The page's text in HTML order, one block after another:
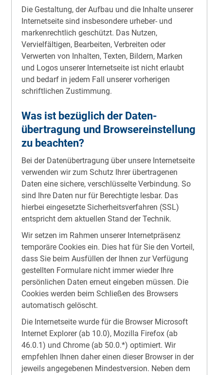
Die Gestaltung, der Aufbau und die Inhalte unserer
Internet­seite sind insbesondere urheber- und
markenrechtlich geschützt. Das Nutzen,
Vervielfältigen, Bearbeiten, Verbreiten oder
Verwerten von Inhalten, Texten, Bildern, Marken
und Logos unserer Internetseite ist nicht erlaubt
und bedarf in jedem Fall unserer vorherigen
schriftlichen Zustimmung.
Was ist bezüglich der Daten­
übertragung und Browser­einstellung
zu beachten?
Bei der Daten­übertragung über unsere Internetseite
verwenden wir zum Schutz Ihrer übertragenen
Daten eine sichere, verschlüsselte Verbindung. So
sind Ihre Daten nur für Berechtigte lesbar. Das
hierbei eingesetzte Sicherheits­verfahren (SSL)
entspricht dem aktuellen Stand der Technik.
Wir setzen im Rahmen unserer Internet­präsenz
temporäre Cookies ein. Dies hat für Sie den Vorteil,
dass Sie beim Ausfüllen der Ihnen zur Verfügung
gestellten Formulare nicht immer wieder Ihre
persönlichen Daten erneut eingeben müssen. Die
Cookies werden beim Schließen des Browsers
automatisch gelöscht.
Die Internetseite wurde für die Browser Microsoft
Internet Explorer (ab 10.0), Mozilla Firefox (ab
46.0.1) und Chrome (ab 50.0.*) optimiert. Wir
empfehlen Ihnen daher einen dieser Browser in der
jeweils angegebenen Mindestversion. Neben dem